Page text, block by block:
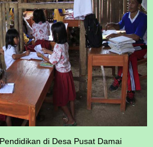
di Desa Pusat Damai